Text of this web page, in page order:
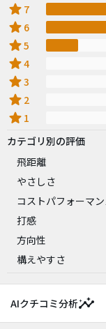
star 7
star 6
star5
star4
star3
star 2
star 1
カテゴリ別の評価
飛距離
やさしさ
コストパフォーマン
打感
方向性
構えやすさ
AIクチコミ分析insights